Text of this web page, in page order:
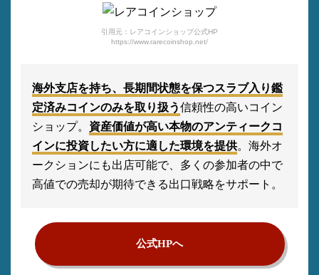
引用元：レアコインショップ公式HP
https://www.rarecoinshop.net/
海外支店を持ち、長期間状態を保つスラブ入り鑑
定済みコインのみを取り扱う信頼性の高いコイン
ショップ。 資産価値が高い本物のアンティークコ
インに投資したい方に適した環境を提供。海外オ
ークションにも出店可能で、多くの参加者の中で
高値での売却が期待できる出口戦略をサポート。
公式HPへ